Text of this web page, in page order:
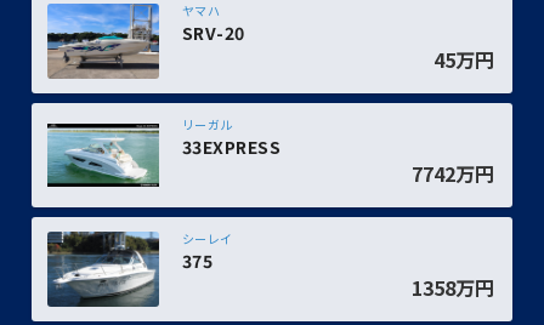
SRV-20
ヤマハ
45万円
33EXPRESS
リーガル
7742万円
375
シーレイ
1358万円